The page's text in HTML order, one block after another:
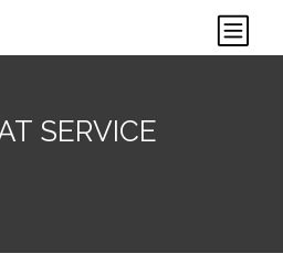
SERVICE